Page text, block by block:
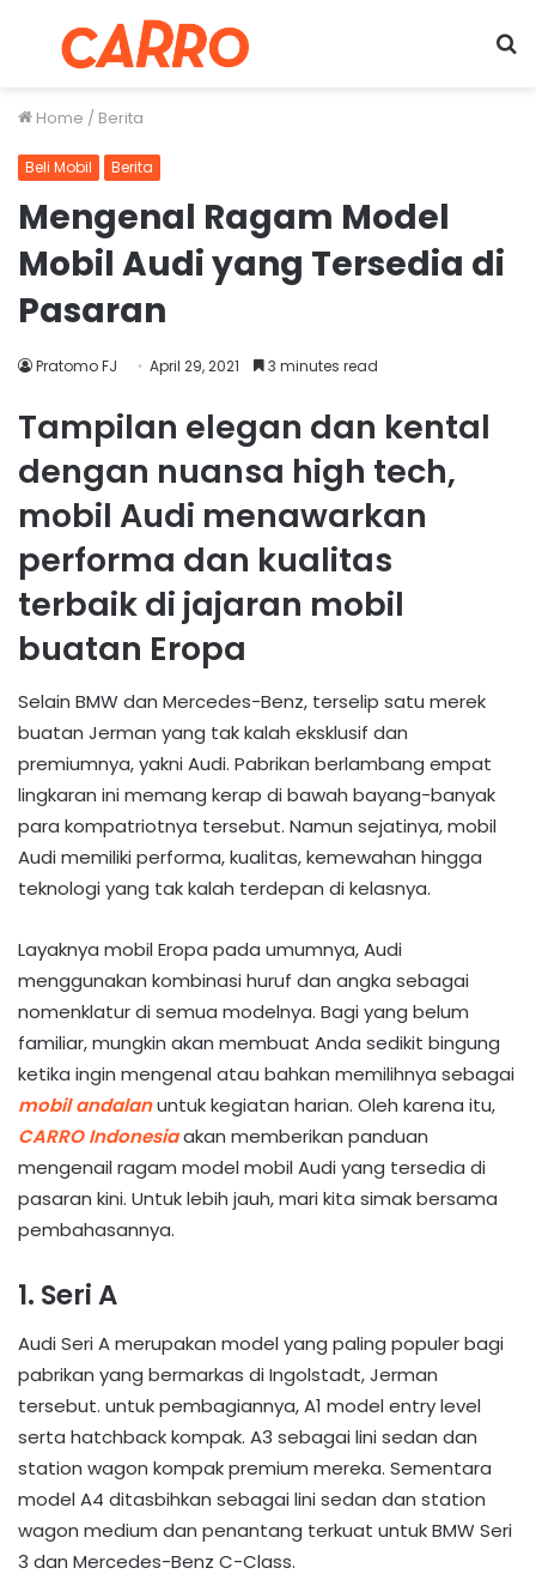
Menu
Home / Berita
Beli Mobil Berita
Mengenal Ragam Model
Mobil Audi yang Tersedia di
Pasaran
Pratomo FJ April 29, 2021 3 minutes read
Tampilan elegan dan kental
dengan nuansa high tech,
mobil Audi menawarkan
performa dan kualitas
terbaik di jajaran mobil
buatan Eropa
Selain BMW dan Mercedes-Benz, terselip satu merek
buatan Jerman yang tak kalah eksklusif dan
premiumnya, yakni Audi. Pabrikan berlambang empat
lingkaran ini memang kerap di bawah bayang-banyak
para kompatriotnya tersebut. Namun sejatinya, mobil
Audi memiliki performa, kualitas, kemewahan hingga
teknologi yang tak kalah terdepan di kelasnya.
Layaknya mobil Eropa pada umumnya, Audi
menggunakan kombinasi huruf dan angka sebagai
nomenklatur di semua modelnya. Bagi yang belum
familiar, mungkin akan membuat Anda sedikit bingung
ketika ingin mengenal atau bahkan memilihnya sebagai
mobil andalanuntuk kegiatan harian. Oleh karena itu,
CARRO Indonesiaakan memberikan panduan
mengenail ragam model mobil Audi yang tersedia di
pasaran kini. Untuk lebih jauh, mari kita simak bersama
pembahasannya.
1. Seri A
Audi Seri A merupakan model yang paling populer bagi
pabrikan yang bermarkas di Ingolstadt, Jerman
tersebut. untuk pembagiannya, A1 model entry level
serta hatchback kompak. A3 sebagai lini sedan dan
station wagon kompak premium mereka. Sementara
model A4 ditasbihkan sebagai lini sedan dan station
wagon medium dan penantang terkuat untuk BMW Seri
3 dan Mercedes-Benz C-Class.